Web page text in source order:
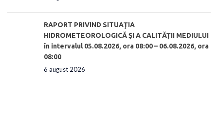
RAPORT PRIVIND SITUAŢIA
HIDROMETEOROLOGICĂ ŞI A CALITĂŢII MEDIULUI
în intervalul 05.08.2026, ora 08:00 – 06.08.2026, ora
08:00
6 august 2026